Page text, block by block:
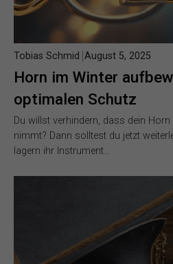
Horn im Winter
optimalen Schutz
Tobias Schmid August 5, 2025
Du willst verhindern, dass dein
nimmt? Dann solltest du jetzt
lagern ihr Instrument…